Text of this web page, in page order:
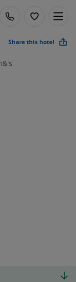
Share this hotel